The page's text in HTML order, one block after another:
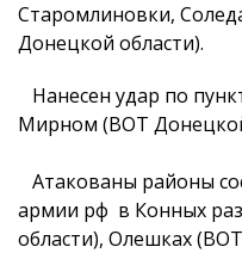
Старомлиновки,
Донецкой области).
Нанесен удар по
Мирном (ВОТ
Атакованы районы
армии рф в Конных
области), Олешках